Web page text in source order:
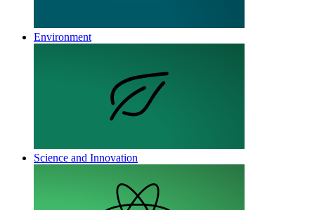
Environment
Science and Innovation